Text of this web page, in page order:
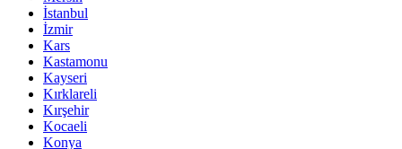
İstanbul
İzmir
Kars
Kastamonu
Kayseri
Kırklareli
Kırşehir
Kocaeli
Konya